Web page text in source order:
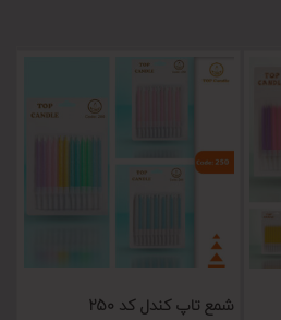
شمع تاپ کندل کد 250